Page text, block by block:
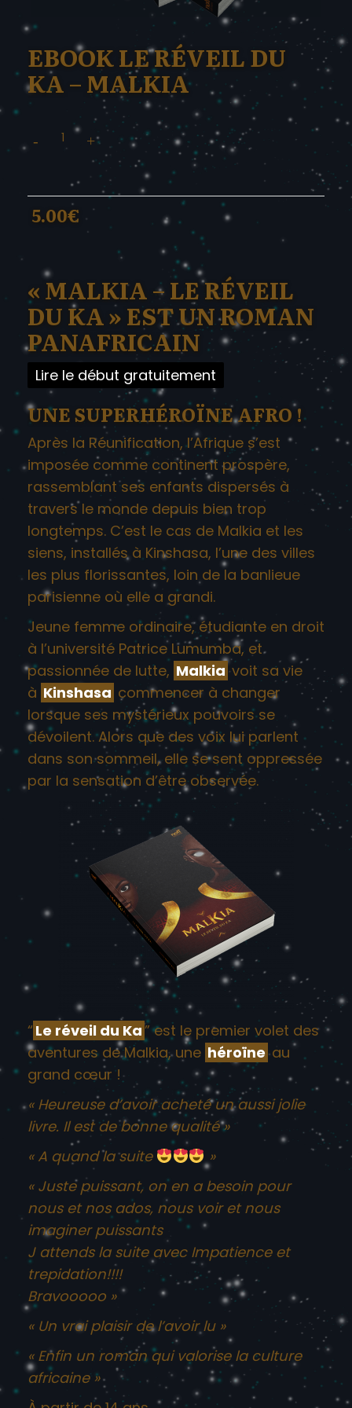
EBOOK LE RÉVEIL DU
KA – MALKIA
quantité
ebook
le
réveil
du
5.00€
« MALKIA – LE RÉVEIL
DU KA » EST UN ROMAN
PANAFRICAIN
Lire le début gratuitement
UNE SUPERHÉROÏNE AFRO !
Après la Réunification, l’Afrique s’est
imposée comme continent prospère,
rassemblant ses enfants dispersés à
travers le monde depuis bien trop
longtemps. C’est le cas de Malkia et les
siens, installés à Kinshasa, l’une des villes
les plus florissantes, loin de la banlieue
parisienne où elle a grandi.
Jeune femme ordinaire, étudiante en droit
à l’université Patrice Lumumba, et
passionnée de lutte, Malkia voit sa vie
à Kinshasa commencer à changer
lorsque ses mystérieux pouvoirs se
dévoilent. Alors que des voix lui parlent
dans son sommeil, elle se sent oppressée
par la sensation d’être observée.
“ Le réveil du Ka” est le premier volet des
aventures de Malkia, une héroïne au
grand cœur !
« Heureuse d’avoir acheté un aussi jolie
livre. Il est de bonne qualité »
« A quand la suite
»
« Juste puissant, on en a besoin pour
nous et nos ados, nous voir et nous
imaginer puissants
J attends la suite avec Impatience et
trepidation!!!!
Bravooooo »
« Un vrai plaisir de l’avoir lu »
« Enfin un roman qui valorise la culture
africaine »